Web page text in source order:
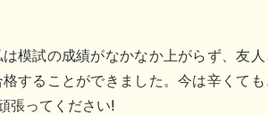
模試の成績がなかなか上がらず、友
することができました。今は辛くて
張ってください!